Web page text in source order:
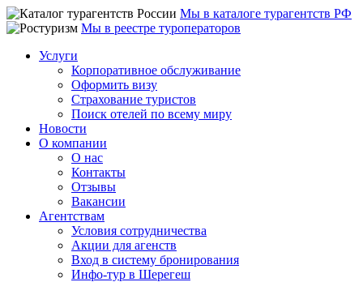
Мы в каталоге турагентств РФ
Мы в реестре туроператоров
Услуги
Корпоративное обслуживание
Оформить визу
Страхование туристов
Поиск отелей по всему миру
Новости
О компании
О нас
Контакты
Отзывы
Вакансии
Агентствам
Условия сотрудничества
Акции для агенств
Вход в систему бронирования
Инфо-тур в Шерегеш